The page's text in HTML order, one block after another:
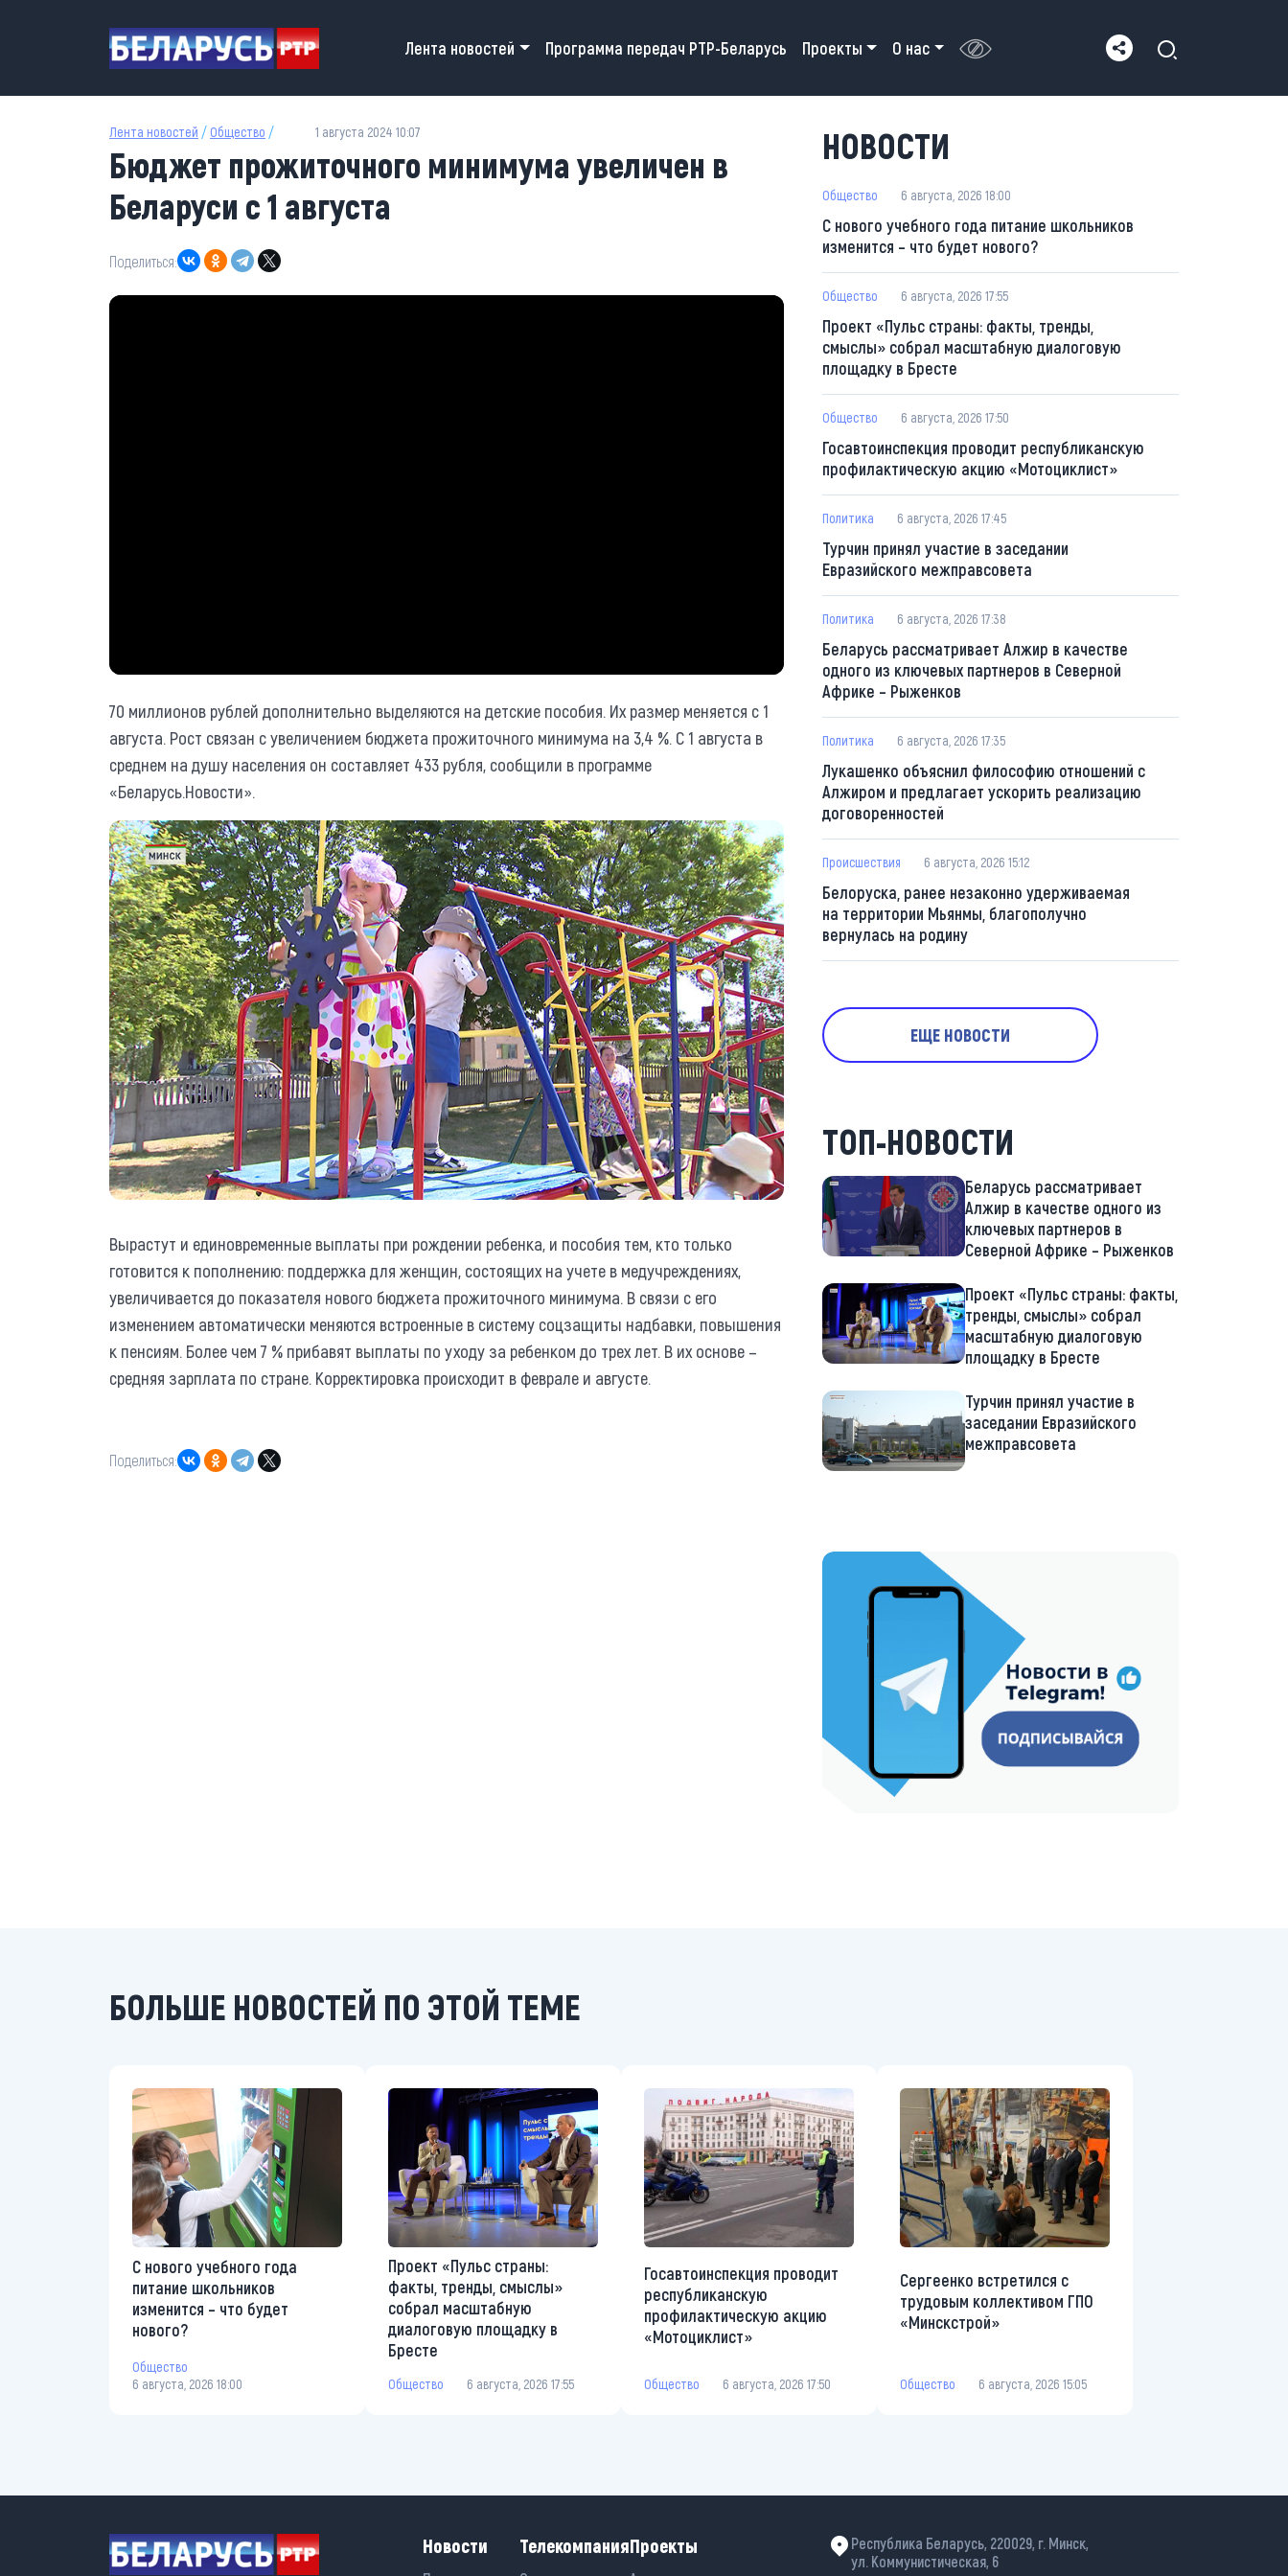
Main navigation
Лента новостей Программа передач РТР-Беларусь Проекты О нас
Лента новостей / Общество / 1 августа 2024 10:07
Бюджет прожиточного минимума увеличен в
Беларуси с 1 августа
Поделиться:
70 миллионов рублей дополнительно выделяются на детские пособия. Их размер меняется с 1
августа. Рост связан с увеличением бюджета прожиточного минимума на 3,4 %. С 1 августа в
среднем на душу населения он составляет 433 рубля, сообщили в программе
«Беларусь.Новости».
Вырастут и единовременные выплаты при рождении ребенка, и пособия тем, кто только
готовится к пополнению: поддержка для женщин, состоящих на учете в медучреждениях,
увеличивается до показателя нового бюджета прожиточного минимума. В связи с его
изменением автоматически меняются встроенные в систему соцзащиты надбавки, повышения
к пенсиям. Более чем 7 % прибавят выплаты по уходу за ребенком до трех лет. В их основе –
средняя зарплата по стране. Корректировка происходит в феврале и августе.
Поделиться:
НОВОСТИ
Общество 6 августа, 2026 18:00
С нового учебного года питание школьников
изменится – что будет нового?
Общество 6 августа, 2026 17:55
Проект «Пульс страны: факты, тренды,
смыслы» собрал масштабную диалоговую
площадку в Бресте
Общество 6 августа, 2026 17:50
Госавтоинспекция проводит республиканскую
профилактическую акцию «Мотоциклист»
Политика 6 августа, 2026 17:45
Турчин принял участие в заседании
Евразийского межправсовета
Политика 6 августа, 2026 17:38
Беларусь рассматривает Алжир в качестве
одного из ключевых партнеров в Северной
Африке – Рыженков
Политика 6 августа, 2026 17:35
Лукашенко объяснил философию отношений с
Алжиром и предлагает ускорить реализацию
договоренностей
Происшествия 6 августа, 2026 15:12
Белоруска, ранее незаконно удерживаемая
на территории Мьянмы, благополучно
вернулась на родину
ЕЩЕ НОВОСТИ
ТОП-НОВОСТИ
Беларусь рассматривает
Алжир в качестве одного из
ключевых партнеров в
Северной Африке – Рыженков
Проект «Пульс страны: факты,
тренды, смыслы» собрал
масштабную диалоговую
площадку в Бресте
Турчин принял участие в
заседании Евразийского
межправсовета
https://t.me/minskctvby
БОЛЬШЕ НОВОСТЕЙ ПО ЭТОЙ ТЕМЕ
С нового учебного года
питание школьников
изменится – что будет
нового?
Общество
6 августа, 2026 18:00
Проект «Пульс страны:
факты, тренды, смыслы»
собрал масштабную
диалоговую площадку в
Бресте
Общество 6 августа, 2026 17:55
Госавтоинспекция проводит
республиканскую
профилактическую акцию
«Мотоциклист»
Общество 6 августа, 2026 17:50
Сергеенко встретился с
трудовым коллективом ГПО
«Минскстрой»
Общество 6 августа, 2026 15:05
Новости ТелекомпанияПроекты
Республика Беларусь, 220029, г. Минск,
ул. Коммунистическая, 6